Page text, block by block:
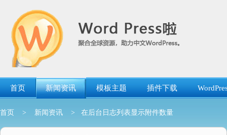
首页 新闻资讯 模板主题 插件下载
首页 > 新闻资讯 > 在后台日志列表显示附件数量